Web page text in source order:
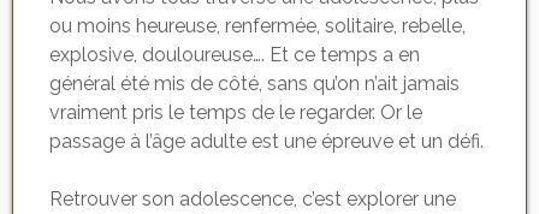
ou moins heureuse, renfermée, solitaire, rebelle,
explosive, douloureuse…. Et ce temps a en
général été mis de côté, sans qu’on n’ait jamais
vraiment pris le temps de le regarder. Or le
passage à l’âge adulte est une épreuve et un défi.
Retrouver son adolescence, c’est explorer une